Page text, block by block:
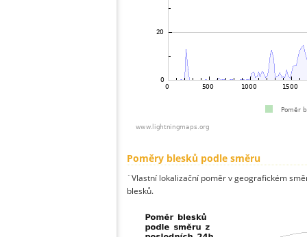
Poměry blesků podle směru
¨Vlastní lokalizační poměr v geografickém
blesků.